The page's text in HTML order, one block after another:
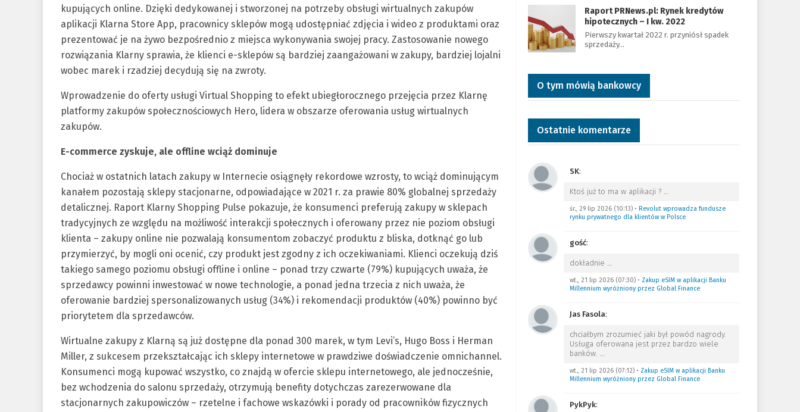
kupujących online. Dzięki dedykowanej i stworzonej na potrzeby obsługi wirtualnych zakupów
aplikacji Klarna Store App, pracownicy sklepów mogą udostępniać zdjęcia i wideo z produktami oraz
prezentować je na żywo bezpośrednio z miejsca wykonywania swojej pracy. Zastosowanie nowego
rozwiązania Klarny sprawia, że klienci e-sklepów są bardziej zaangażowani w zakupy, bardziej lojalni
wobec marek i rzadziej decydują się na zwroty.
Wprowadzenie do oferty usługi Virtual Shopping to efekt ubiegłorocznego przejęcia przez Klarnę
platformy zakupów społecznościowych Hero, lidera w obszarze oferowania usług wirtualnych
zakupów.
E-commerce zyskuje, ale offline wciąż dominuje
Chociaż w ostatnich latach zakupy w Internecie osiągnęły rekordowe wzrosty, to wciąż dominującym
kanałem pozostają sklepy stacjonarne, odpowiadające w 2021 r. za prawie 80% globalnej sprzedaży
detalicznej. Raport Klarny Shopping Pulse pokazuje, że konsumenci preferują zakupy w sklepach
tradycyjnych ze względu na możliwość interakcji społecznych i oferowany przez nie poziom obsługi
klienta – zakupy online nie pozwalają konsumentom zobaczyć produktu z bliska, dotknąć go lub
przymierzyć, by mogli oni ocenić, czy produkt jest zgodny z ich oczekiwaniami. Klienci oczekują dziś
takiego samego poziomu obsługi offline i online – ponad trzy czwarte (79%) kupujących uważa, że
sprzedawcy powinni inwestować w nowe technologie, a ponad jedna trzecia z nich uważa, że
oferowanie bardziej spersonalizowanych usług (34%) i rekomendacji produktów (40%) powinno być
priorytetem dla sprzedawców.
Wirtualne zakupy z Klarną są już dostępne dla ponad 300 marek, w tym Levi’s, Hugo Boss i Herman
Miller, z sukcesem przekształcając ich sklepy internetowe w prawdziwe doświadczenie omnichannel.
Konsumenci mogą kupować wszystko, co znajdą w ofercie sklepu internetowego, ale jednocześnie,
bez wchodzenia do salonu sprzedaży, otrzymują benefity dotychczas zarezerwowane dla
stacjonarnych zakupowiczów – rzetelne i fachowe wskazówki i porady od pracowników fizycznych
Raport PRNews.pl: Rynek kredytów
hipotecznych – I kw. 2022
Pierwszy kwartał 2022 r. przyniósł spadek
sprzedaży…
O tym mówią bankowcy
Ostatnie komentarze
SK:
Ktoś już to ma w aplikacji ? …
śr., 29 lip 2026 (10:13)• Revolut wprowadza fundusze
rynku prywatnego dla klientów w Polsce
gość:
dokładnie …
wt., 21 lip 2026 (07:30)• Zakup eSIM w aplikacji Banku
Millennium wyróżniony przez Global Finance
Jas Fasola:
chciałbym zrozumieć jaki był powód nagrody.
Usługa oferowana jest przez bardzo wiele
banków. …
wt., 21 lip 2026 (07:12)• Zakup eSIM w aplikacji Banku
Millennium wyróżniony przez Global Finance
PykPyk: